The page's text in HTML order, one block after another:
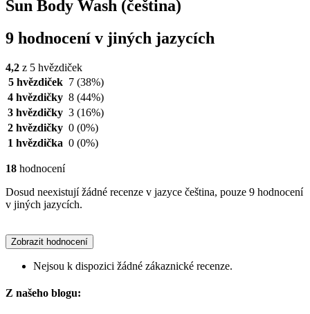
Sun Body Wash (čeština)
9 hodnocení v jiných jazycích
4,2 z 5 hvězdiček
5 hvězdiček 7 (38%)
4 hvězdičky 8 (44%)
3 hvězdičky 3 (16%)
2 hvězdičky 0 (0%)
1 hvězdička 0 (0%)
18 hodnocení
Dosud neexistují žádné recenze v jazyce čeština, pouze 9 hodnocení
v jiných jazycích.
Zobrazit hodnocení
Nejsou k dispozici žádné zákaznické recenze.
Z našeho blogu: